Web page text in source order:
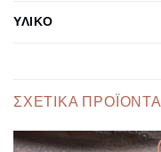
ΥΛΙΚΌ
ΣΧΕΤΙΚΆ ΠΡΟΪΌΝΤΑ